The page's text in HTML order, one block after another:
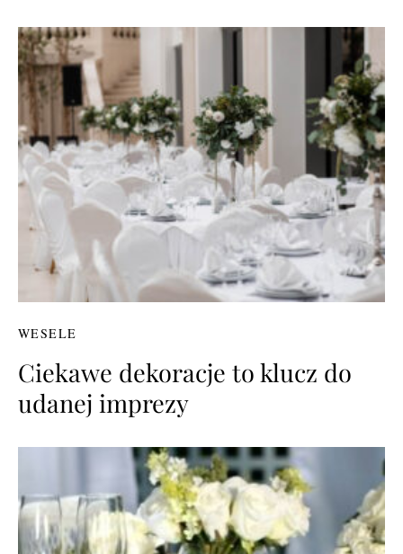
WESELE
Ciekawe dekoracje to klucz do
udanej imprezy